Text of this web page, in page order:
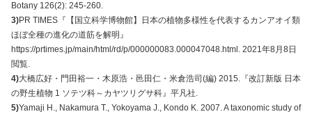
Botany 126(2): 245-260.
3)PR TIMES『【国立科学博物館】日本の植物多様性を代表するカンアオイ類
ほぼ全種の進化の道筋を解明』
https://prtimes.jp/main/html/rd/p/000000083.000047048.html. 2021年8月8日
閲覧.
4)大橋広好・門田裕一・木原浩・邑田仁・米倉浩司(編) 2015.『改訂新版 日本
の野生植物 1 ソテツ科～カヤツリグサ科』平凡社.
5)Yamaji H., Nakamura T., Yokoyama J., Kondo K. 2007. A taxonomic study of